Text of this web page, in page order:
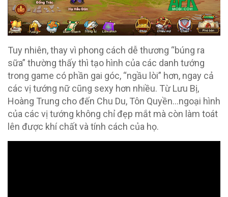
Tuy nhiên, thay vì phong cách dễ thương “búng ra
sữa” thường thấy thì tạo hình của các danh tướng
trong game có phần gai góc, “ngầu lòi” hơn, ngay cả
các vị tướng nữ cũng sexy hơn nhiều. Từ Lưu Bị,
Hoàng Trung cho đến Chu Du, Tôn Quyền…ngoại hình
của các vị tướng không chỉ đẹp mắt mà còn làm toát
lên được khí chất và tính cách của họ.